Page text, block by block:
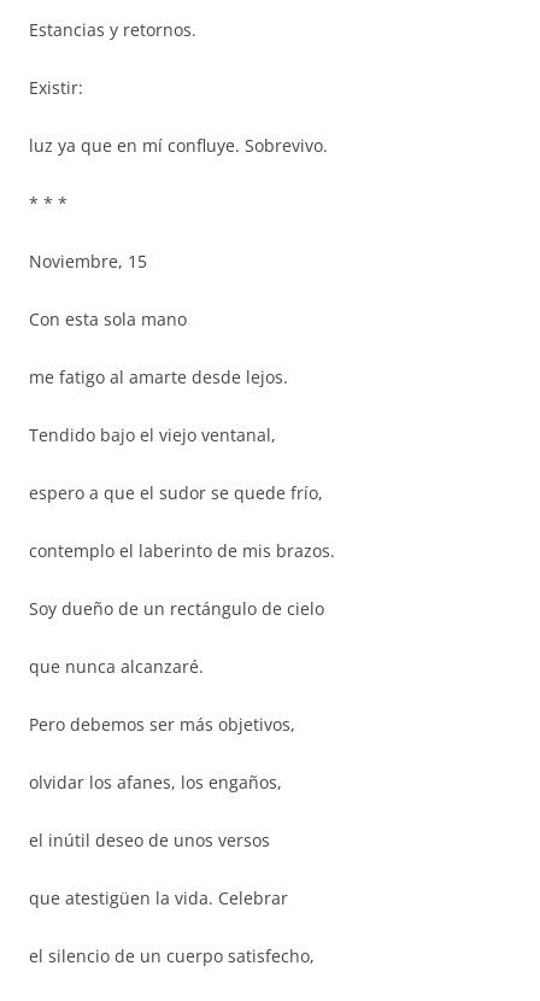
Estancias y retornos.
Existir:
luz ya que en mí confluye. Sobrevivo.
* * *
Noviembre, 15
Con esta sola mano
me fatigo al amarte desde lejos.
Tendido bajo el viejo ventanal,
espero a que el sudor se quede frío,
contemplo el laberinto de mis brazos.
Soy dueño de un rectángulo de cielo
que nunca alcanzaré.
Pero debemos ser más objetivos,
olvidar los afanes, los engaños,
el inútil deseo de unos versos
que atestigüen la vida. Celebrar
el silencio de un cuerpo satisfecho,